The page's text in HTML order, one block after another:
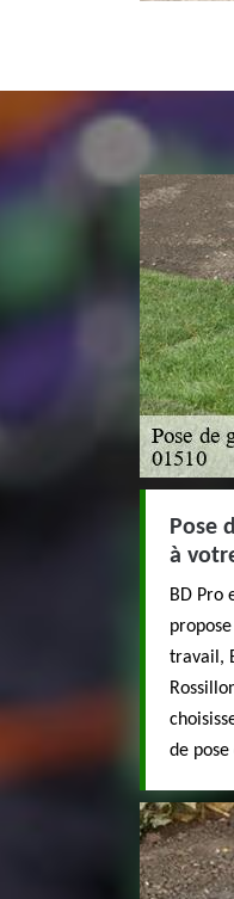
Pose
à
BD Pro
travail,
de